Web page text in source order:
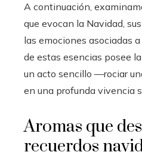
A continuación,
que evocan la Navidad,
las emociones asociadas
de estas esencias posee
un acto sencillo —rociar
en una profunda vivencia
Aromas que
recuerdos